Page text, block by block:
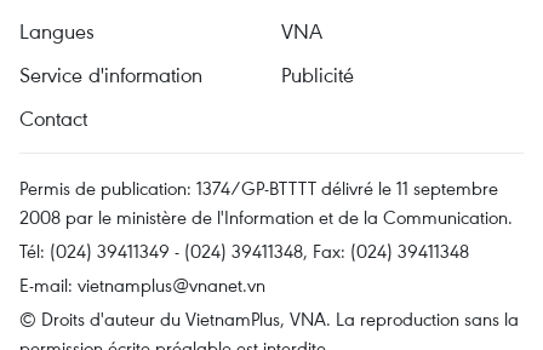
Langues
VNA
Service d'information
Publicité
Contact
Permis de publication: 1374/GP-BTTTT délivré le 11 septembre
2008 par le ministère de l'Information et de la Communication.
Tél: (024) 39411349 - (024) 39411348, Fax: (024) 39411348
E-mail: vietnamplus@vnanet.vn
© Droits d'auteur du VietnamPlus, VNA. La reproduction sans la